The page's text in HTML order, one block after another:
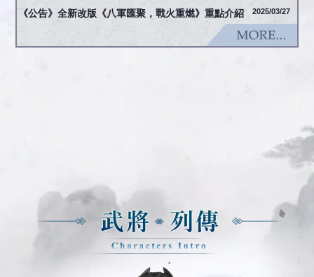
《公告》全新改版《八軍匯聚，戰火重燃》重點介紹 2025/03/27